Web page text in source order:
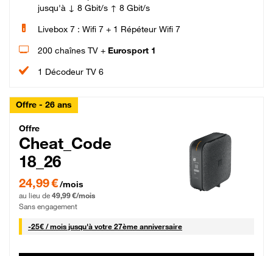
jusqu'à ↓ 8 Gbit/s ↑ 8 Gbit/s
Livebox 7 : Wifi 7 + 1 Répéteur Wifi 7
200 chaînes TV + Eurosport 1
1 Décodeur TV 6
Offre - 26 ans
Cheat_Code Fibre_18_26
Offre
Cheat_Code
18_26
24,99 € par mois pendant 0 mois puis 49,99 € par mois, Sans engagement
24,99 €/mois
au lieu de 49,99 €/mois
Sans engagement
-25€ / mois25 € par mois
jusqu'à votre 27ème anniversaire